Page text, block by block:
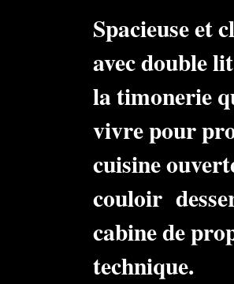
Spacieuse et
avec double
la timonerie
vivre pour
cuisine
couloir
cabine de
technique.